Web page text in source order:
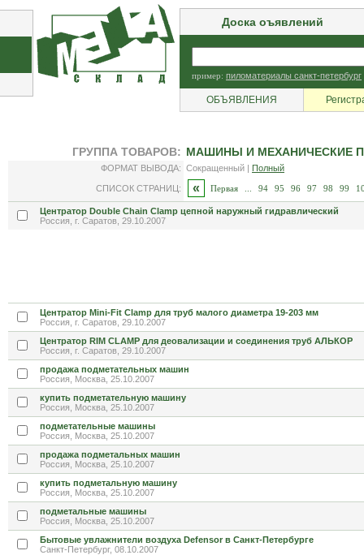
Доска оъявлений
пример: пиломатериалы санкт-петербург
ОБЪЯВЛЕНИЯ
ГРУППА ТОВАРОВ: МАШИНЫ И МЕХАНИЧЕСКИЕ
ФОРМАТ ВЫВОДА: Сокращенный | Полный
СПИСОК СТРАНИЦ: « Первая 94 95 96 97 98 99
Центратор Double Chain Clamp цепной наружный гидравлический
Россия, г. Саратов, 29.10.2007
Центратор Mini-Fit Clamp для труб малого диаметра 19-203 мм
Россия, г. Саратов, 29.10.2007
Центратор RIM CLAMP для деовализации и соединения труб АЛЬКОР
Россия, г. Саратов, 29.10.2007
продажа подметательных машин
Россия, Москва, 25.10.2007
купить подметательную машину
Россия, Москва, 25.10.2007
подметательные машины
Россия, Москва, 25.10.2007
продажа подметальных машин
Россия, Москва, 25.10.2007
купить подметальную машину
Россия, Москва, 25.10.2007
подметальные машины
Россия, Москва, 25.10.2007
Бытовые увлажнители воздуха Defensor в Санкт-Петербурге
Санкт-Петербург, 08.10.2007